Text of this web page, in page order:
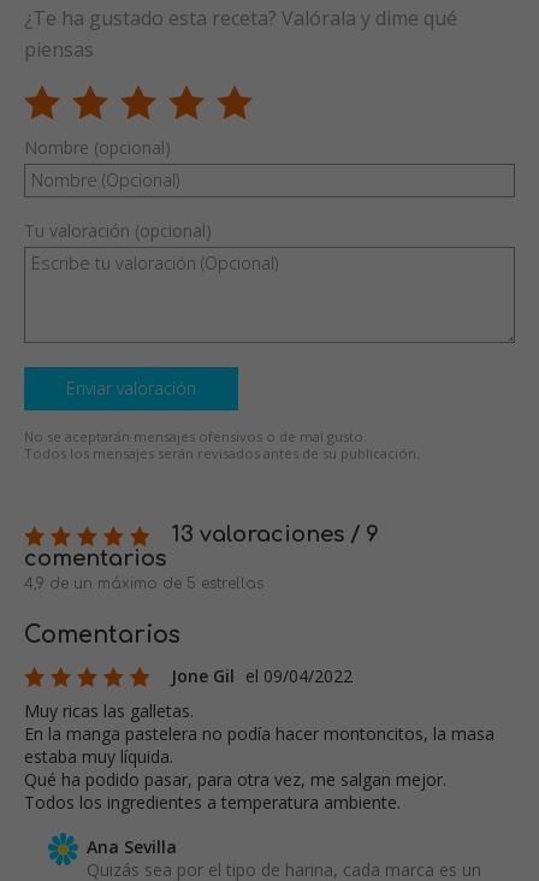
¿Te ha gustado esta receta? Valórala y dime qué
piensas
Nombre (opcional)
Tu valoración (opcional)
Enviar valoración
No se aceptarán mensajes ofensivos o de mal gusto.
Todos los mensajes serán revisados antes de su publicación.
13 valoraciones / 9
comentarios
4,9 de un máximo de 5 estrellas
Comentarios
Jone Gil el 09/04/2022
Muy ricas las galletas.
En la manga pastelera no podía hacer montoncitos, la masa
estaba muy líquida.
Qué ha podido pasar, para otra vez, me salgan mejor.
Todos los ingredientes a temperatura ambiente.
Ana Sevilla
Quizás sea por el tipo de harina, cada marca es un